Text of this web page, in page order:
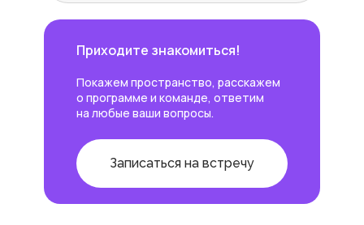
Приходите знакомиться!
Покажем пространство, расскажем
о программе и команде, ответим
на любые ваши вопросы.
Записаться на встречу